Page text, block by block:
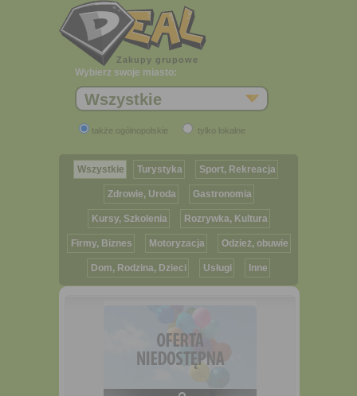
Zakupy grupowe
Wybierz swoje miasto:
Wszystkie
także ogólnopolskie tylko lokalne
Wszystkie Turystyka Sport, Rekreacja
Zdrowie, Uroda Gastronomia
Kursy, Szkolenia Rozrywka, Kultura
Firmy, Biznes Motoryzacja Odzież, obuwie
Dom, Rodzina, Dzieci Usługi Inne